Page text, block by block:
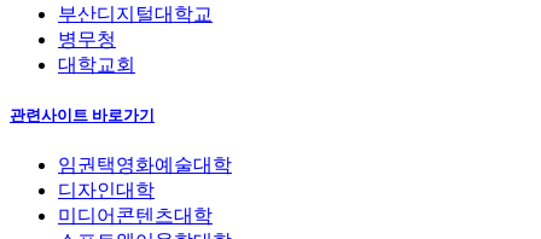
부산디지털대학교
병무청
대학교회
관련사이트 바로가기
임권택영화예술대학
디자인대학
미디어콘텐츠대학